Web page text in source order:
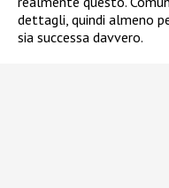
dettagli, quindi almeno
sia successa davvero.